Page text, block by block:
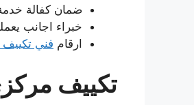
ضمان كفالة
خبراء اجانب
ارقام فني تكييف
تكييف